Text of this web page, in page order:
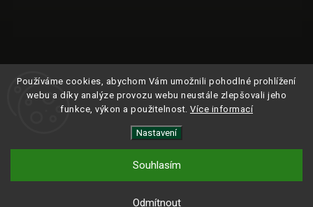
Používáme cookies, abychom Vám umožnili pohodlné prohlížení
webu a díky analýze provozu webu neustále zlepšovali jeho
funkce, výkon a použitelnost. Více informací
Nastavení
Odmítnout
Souhlasím
Copyright 2024ROAM.| Všechna práva vyhrazena.